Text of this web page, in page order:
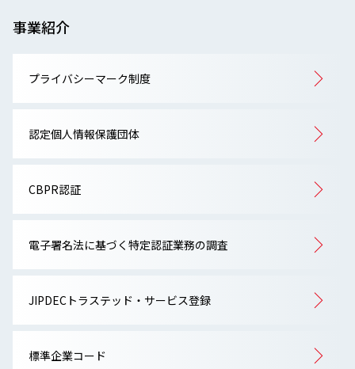
事業紹介
プライバシーマーク制度
認定個人情報保護団体
CBPR認証
電子署名法に基づく特定認証業務の調査
JIPDECトラステッド・サービス登録
標準企業コード